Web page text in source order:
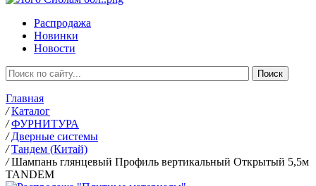
Распродажа
Новинки
Новости
Главная
/ Каталог
/ ФУРНИТУРА
/ Дверные системы
/ Тандем (Китай)
/ Шампань глянцевый Профиль вертикальный Открытый 5,5м
TANDEM